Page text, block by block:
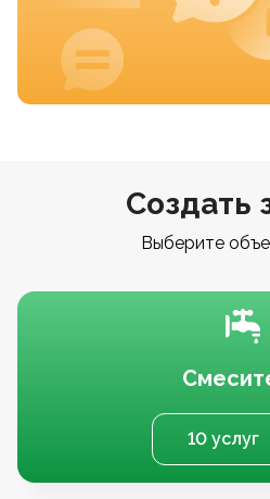
Создать
Выберите
10 услуг